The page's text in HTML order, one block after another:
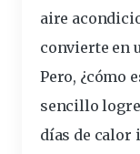
aire
convierte en
Pero, ¿cómo
sencillo
días de calor